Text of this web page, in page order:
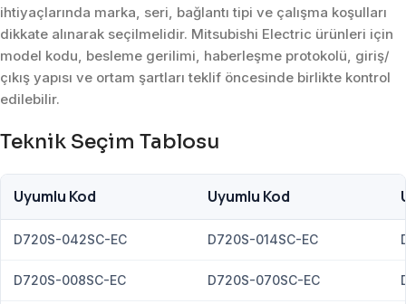
ihtiyaçlarında marka, seri, bağlantı tipi ve çalışma koşulları
dikkate alınarak seçilmelidir. Mitsubishi Electric ürünleri için
model kodu, besleme gerilimi, haberleşme protokolü, giriş/
çıkış yapısı ve ortam şartları teklif öncesinde birlikte kontrol
edilebilir.
Teknik Seçim Tablosu
Uyumlu Kod Uyumlu Kod
D720S-042SC-EC D720S-014SC-EC
D720S-008SC-EC D720S-070SC-EC